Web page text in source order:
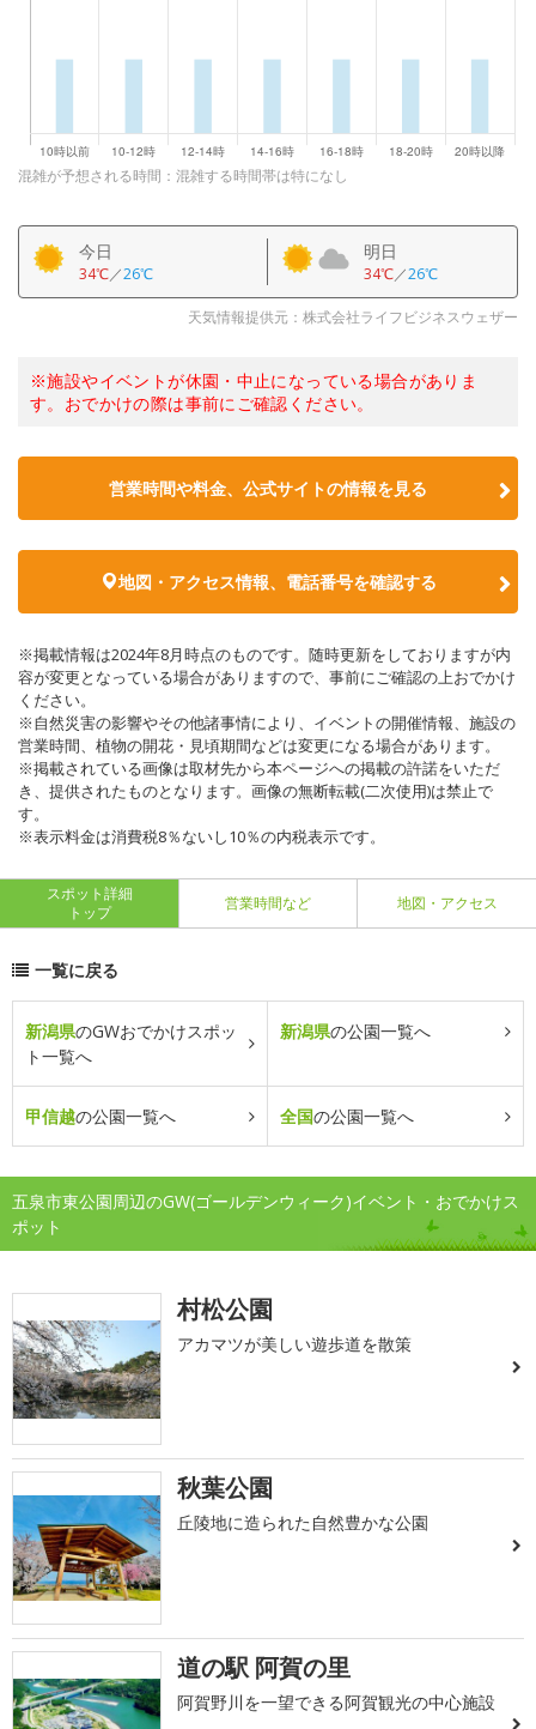
混雑が予想される時間：混雑する時間帯は特になし
今日
34℃／26℃
明日
34℃／26℃
天気情報提供元：株式会社ライフビジネスウェザー
※施設やイベントが休園・中止になっている場合がありま
す。おでかけの際は事前にご確認ください。
営業時間や料金、公式サイトの情報を見る
地図・アクセス情報、電話番号を確認する
※掲載情報は2024年8月時点のものです。随時更新をしておりますが内
容が変更となっている場合がありますので、事前にご確認の上おでかけ
ください。
※自然災害の影響やその他諸事情により、イベントの開催情報、施設の
営業時間、植物の開花・見頃期間などは変更になる場合があります。
※掲載されている画像は取材先から本ページへの掲載の許諾をいただ
き、提供されたものとなります。画像の無断転載(二次使用)は禁止で
す。
※表示料金は消費税8％ないし10％の内税表示です。
スポット詳細
トップ
営業時間など 地図・アクセス
一覧に戻る
新潟県のGWおでかけスポッ
ト一覧へ
新潟県の公園一覧へ
甲信越の公園一覧へ 全国の公園一覧へ
五泉市東公園周辺のGW(ゴールデンウィーク)イベント・おでかけス
ポット
村松公園
アカマツが美しい遊歩道を散策
秋葉公園
丘陵地に造られた自然豊かな公園
道の駅 阿賀の里
阿賀野川を一望できる阿賀観光の中心施設